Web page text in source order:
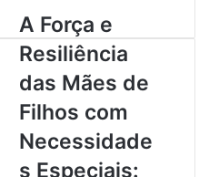
A
F
o
r
ç
a
e
R
e
A Força e
Resiliência
das Mães de
Filhos com
Necessidade
s Especiais: